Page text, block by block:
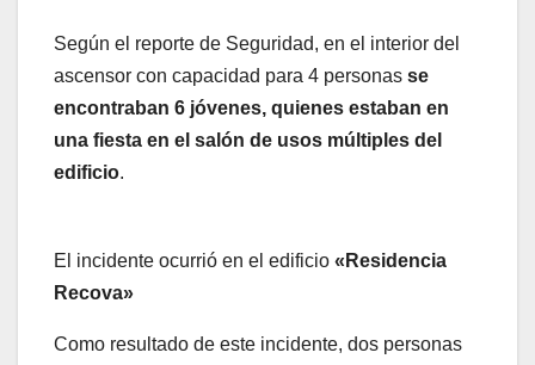
Según el reporte de Seguridad, en el interior del
ascensor con capacidad para 4 personas se
encontraban 6 jóvenes, quienes estaban en
una fiesta en el salón de usos múltiples del
edificio.
El incidente ocurrió en el edificio «Residencia
Recova»
Como resultado de este incidente, dos personas